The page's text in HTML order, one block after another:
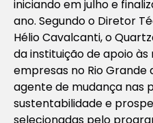
iniciando em julho e
ano. Segundo o Diretor
Hélio Cavalcanti, o
da instituição de apoio
empresas no Rio
agente de mudança nas
sustentabilidade e
selecionadas pelo